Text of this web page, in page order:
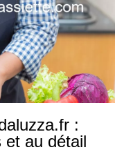
:
et au détail